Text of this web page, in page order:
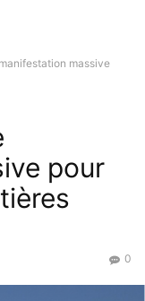
massive
pour
0